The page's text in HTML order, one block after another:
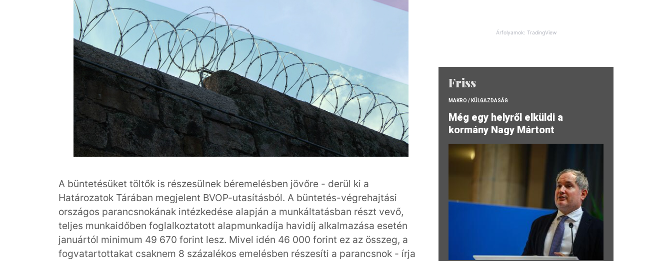
A büntetésüket töltők is részesülnek béremelésben jövőre - derül ki a
Határozatok Tárában megjelent BVOP-utasításból. A büntetés-végrehajtási
országos parancsnokának intézkedése alapján a munkáltatásban részt vevő,
teljes munkaidőben foglalkoztatott alapmunkadíja havidíj alkalmazása esetén
januártól minimum 49 670 forint lesz. Mivel idén 46 000 forint ez az összeg, a
fogvatartottakat csaknem 8 százalékos emelésben részesíti a parancsnok - írja
Árfolyamok: TradingView
Friss
MAKRO / KÜLGAZDASÁG
Még egy helyről elküldi a
kormány Nagy Mártont